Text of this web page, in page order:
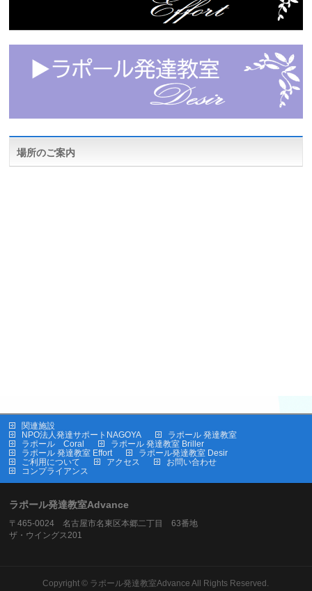
場所のご案内
関連施設
NPO法人発達サポートNAGOYA
ラポール 発達教室
ラポール Coral
ラポール 発達教室 Briller
ラポール 発達教室 Effort
ラポール発達教室 Desir
ご利用について
アクセス
お問い合わせ
コンプライアンス
ラポール発達教室Advance
〒465-0024 名古屋市名東区本郷二丁目 63番地
ザ・ウイングス201
Copyright © ラポール発達教室Advance All Rights Reserved.